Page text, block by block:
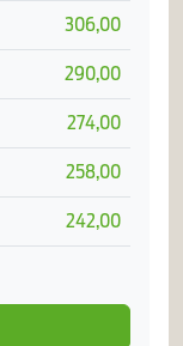
306,00
290,00
274,00
258,00
242,00